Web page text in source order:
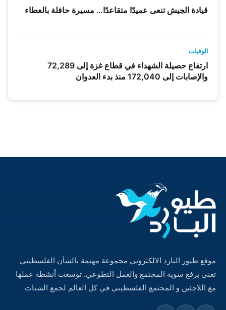
قيادة الجيش تنعى عميدًا متقاعدًا… مسيرة حافلة بالعطاء
الوفيات
ارتفاع حصيلة الشهداء في قطاع غزة إلى 72,289
والإصابات إلى 172,040 منذ بدء العدوان
موقع طيور البارد الالكتروني مجموعة مهتمة بالشأن الفلسطيني
تعنى برفع سوية المجتمع والعمل التطوعي. توسعت أنشطة عملها
مع اللاجئين و المجتمع الفلسطيني في كل العالم لجمع الشتات